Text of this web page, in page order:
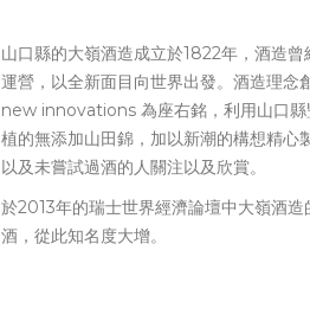
山口縣的大嶺酒造成立於1822年，酒造
運營，以全新面目向世界出發。酒造理
new innovations 為座右銘，利用山口縣
植的無添加山田錦，加以新潮的構想精心
以及未嘗試過酒的人關注以及欣賞。
於2013年的瑞士世界經濟論壇中大嶺酒
酒，從此知名度大增。